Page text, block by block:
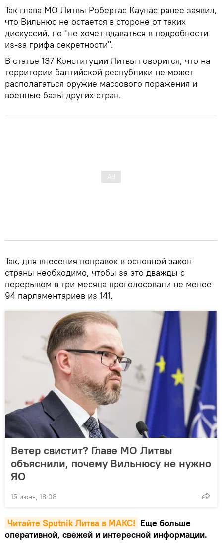
Так глава МО Литвы Робертас Каунас ранее заявил,
что Вильнюс не остается в стороне от таких
дискуссий, но "не хочет вдаваться в подробности
из-за грифа секретности".
В статье 137 Конституции Литвы говорится, что на
территории балтийской республики не может
располагаться оружие массового поражения и
военные базы других стран.
Так, для внесения поправок в основной закон
страны необходимо, чтобы за это дважды с
перерывом в три месяца проголосовали не менее
94 парламентариев из 141.
Ветер свистит? Главе МО Литвы
объяснили, почему Вильнюсу не нужно
ЯО
15 июня, 18:08
Читайте Sputnik Литва в MAКС! Еще больше
оперативной, свежей и интересной информации.